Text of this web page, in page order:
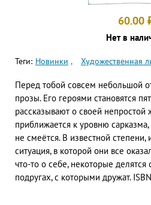
60.00
Нет в
Теги: Новинки Художественная
Перед тобой совсем небольшой
прозы. Его героями становятся
рассказывают о своей
приближается к уровню
не смеётся. В известной
ситуация, в которой они все
что-то о себе, некоторые
подругах, с которыми дружат.